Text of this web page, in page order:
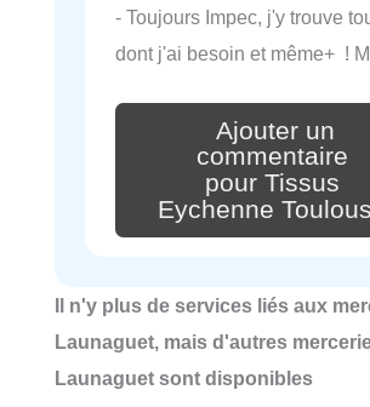
- Toujours Impec, j'y trouve
dont j'ai besoin et même+ !
Ajouter un
commentaire
pour Tissus
Eychenne
Il n'y plus de services liés aux
Launaguet, mais d'autres
Launaguet sont disponibles